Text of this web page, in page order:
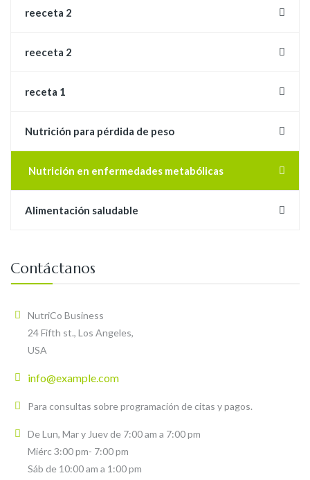
reeceta 2
reeceta 2
receta 1
Nutrición para pérdida de peso
Nutrición en enfermedades metabólicas
Alimentación saludable
Contáctanos
NutriCo Business
24 Fifth st., Los Angeles,
USA
info@example.com
Para consultas sobre programación de citas y pagos.
De Lun, Mar y Juev de 7:00 am a 7:00 pm
Miérc 3:00 pm- 7:00 pm
Sáb de 10:00 am a 1:00 pm